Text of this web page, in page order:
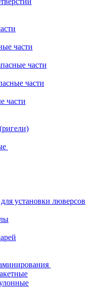
части
части
части
части
установки люверсов